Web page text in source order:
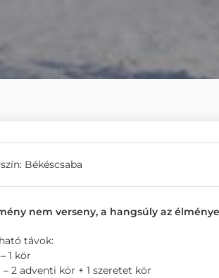
Békéscsaba
nem verseny, a hangsúly az
távok:
1 kör
– 2 adventi kör + 1 szeretet kör